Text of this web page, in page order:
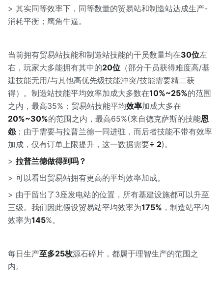
> 其实同等效率下，同等数量的贸易站和制造站达成生产-
消耗平衡；鹰角牛逼。
当前拥有贸易站技能和制造站技能的干员数量均在30位左
右，玩家大多能拥有其中的20位 （部分干员获得难度高/基
建技能无用/与其他高优先级技能冲突/技能需要精二获
得）。制造站技能平均效率加成大多数在10%~25%的范围
之内，最高35%；贸易站技能平均效率加成大多在
20%~30%的范围之内，最高65%(来自德克萨斯的技能恩
怨；由于需要与拉普兰德一同进驻，而后者技能不带有效率
加成，仅有订单上限提升，这一数据需要÷ 2)。
> 拉普兰德做得到吗？
> 可以看出贸易站拥有更高的平均效率加成。
> 由于留出了3座发电站的位置，所有基建设施都可以升至
三级。我们因此假设贸易站平均效率为175% ，制造站平均
效率为145%。
每日生产至多25枚源石碎片，都属于理智生产的范围之
内。